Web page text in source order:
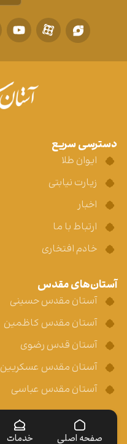
صفحه اصلی خدمات
دسترسی سریع
ایوان طلا
زیارت نیابتی
اخبار
ارتباط با ما
خادم افتخاری
آستان‌های مقدس
آستان مقدس حسینی
آستان مقدس کاظمین
آستان قدس رضوی
آستان مقدس عسکریین
آستان مقدس عباسی